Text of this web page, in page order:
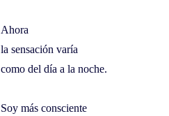
Ahora
la sensación varía
como del día a la noche.
Soy más consciente